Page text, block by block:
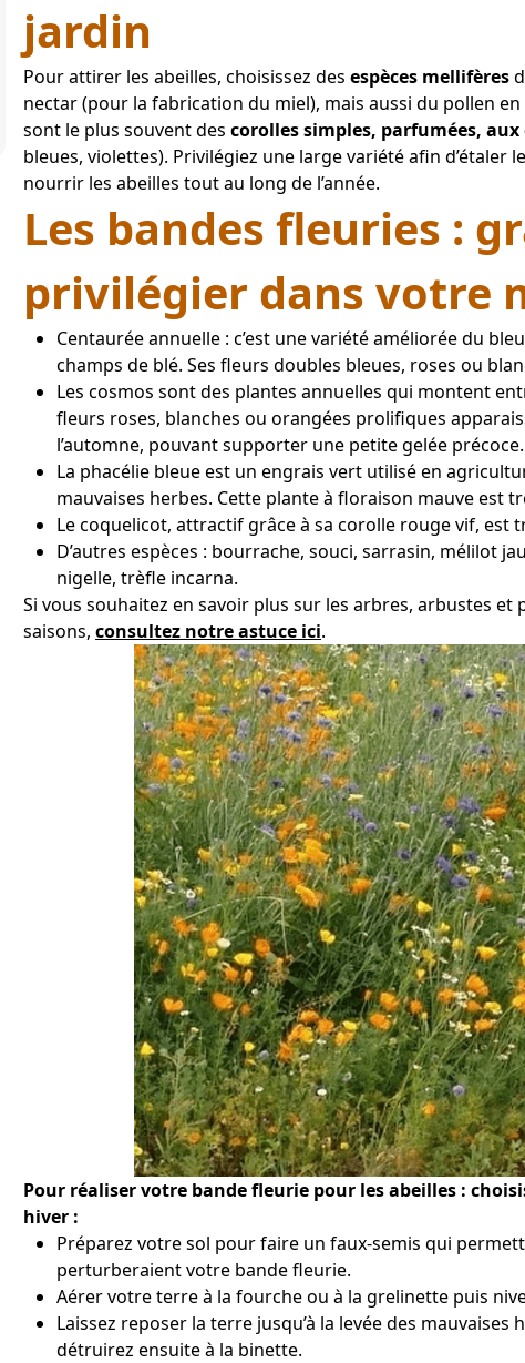
jardin
Pour attirer les abeilles, choisissez des espèces mellifères
nectar (pour la fabrication du miel), mais aussi du pollen
sont le plus souvent des corolles simples, parfumées,
bleues, violettes). Privilégiez une large variété afin
nourrir les abeilles tout au long de l’année.
Les bandes fleuries :
privilégier dans votre
Centaurée annuelle : c’est une variété améliorée du
champs de blé. Ses fleurs doubles bleues, roses ou
Les cosmos sont des plantes annuelles qui montent
fleurs roses, blanches ou orangées prolifiques
l’automne, pouvant supporter une petite gelée précoce.
La phacélie bleue est un engrais vert utilisé en
mauvaises herbes. Cette plante à floraison mauve est
Le coquelicot, attractif grâce à sa corolle rouge vif, est
D’autres espèces : bourrache, souci, sarrasin, mélilot
nigelle, trèfle incarna.
Si vous souhaitez en savoir plus sur les arbres, arbustes
saisons, consultez notre astuce ici.
Pour réaliser votre bande fleurie pour les abeilles :
hiver :
Préparez votre sol pour faire un faux-semis qui
perturberaient votre bande fleurie.
Aérer votre terre à la fourche ou à la grelinette puis
Laissez reposer la terre jusqu’à la levée des mauvaises
détruirez ensuite à la binette.